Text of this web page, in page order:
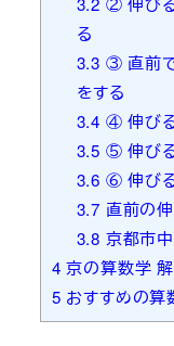
る
3.3 ③ 直前で
をする
3.4 ④ 伸び
3.5 ⑤ 伸び
3.6 ⑥ 伸び
3.7 直前の
3.8 京都市
4 京の算数学
5 おすすめの算